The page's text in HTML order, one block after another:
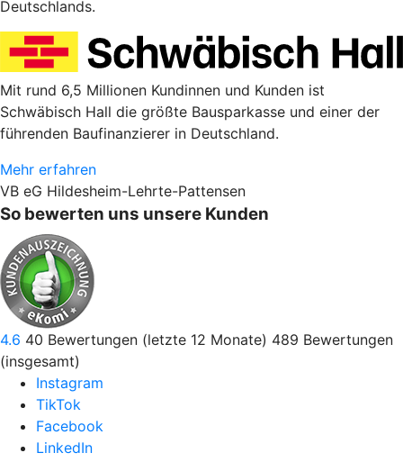
Deutschlands.
Mit rund 6,5 Millionen Kundinnen und Kunden ist
Schwäbisch Hall die größte Bausparkasse und einer der
führenden Baufinanzierer in Deutschland.
Mehr erfahren
VB eG Hildesheim-Lehrte-Pattensen
So bewerten uns unsere Kunden
4.6 40 Bewertungen (letzte 12 Monate) 489 Bewertungen
(insgesamt)
Instagram
TikTok
Facebook
LinkedIn